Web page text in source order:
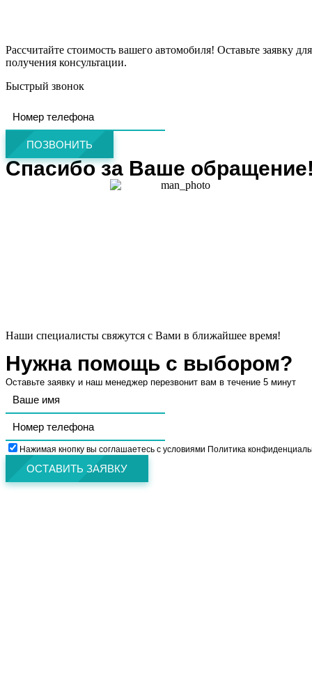
Рассчитайте стоимость вашего автомобиля! Оставьте заявку для
получения консультации.
Быстрый звонок
ПОЗВОНИТЬ
Спасибо за Ваше
Наши специалисты свяжутся с Вами в ближайшее время!
Нужна помощь с выбором?
Оставьте заявку и наш менеджер перезвонит вам в течение 5 минут
Нажимая кнопку вы соглашаетесь с условиями Политика
ОСТАВИТЬ ЗАЯВКУ